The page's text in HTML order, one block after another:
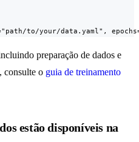
to/your/data.yaml",
preparação de dados e
consulte o guia de treinamento
estão disponíveis na